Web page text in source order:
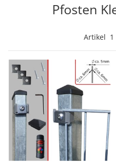
Pfosten
Artikel 1